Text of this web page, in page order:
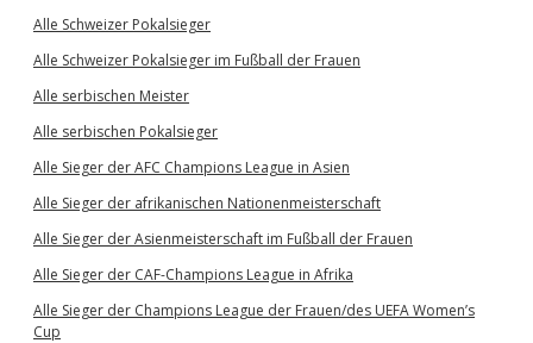
Alle Schweizer Pokalsieger
Alle Schweizer Pokalsieger im Fußball der Frauen
Alle serbischen Meister
Alle serbischen Pokalsieger
Alle Sieger der AFC Champions League in Asien
Alle Sieger der afrikanischen Nationenmeisterschaft
Alle Sieger der Asienmeisterschaft im Fußball der Frauen
Alle Sieger der CAF-Champions League in Afrika
Alle Sieger der Champions League der Frauen/des UEFA Women’s
Cup